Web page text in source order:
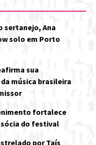
sertanejo, Ana
solo em Porto
sua
música brasileira
fortalece
do festival
por Taís